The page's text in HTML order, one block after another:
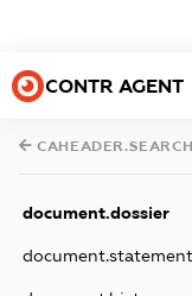
CONTR AGENT
CAHEADER.SEARCH
document.dossier